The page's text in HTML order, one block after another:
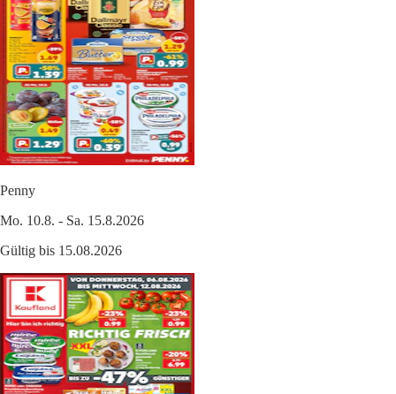
Penny
Mo. 10.8. - Sa. 15.8.2026
Gültig bis 15.08.2026